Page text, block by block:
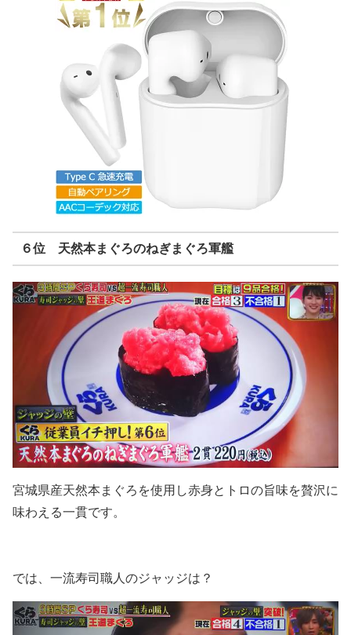
６位 天然本まぐろのねぎまぐろ軍艦
宮城県産天然本まぐろを使用し赤身とトロの旨味を贅沢に
味わえる一貫です。
では、一流寿司職人のジャッジは？